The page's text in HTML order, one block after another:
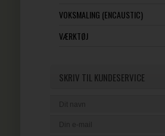
VOKSMALING (ENCAUSTIC)
VÆRKTØJ
SKRIV TIL KUNDESERVICE